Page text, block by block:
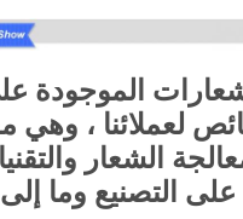
الموجودة
لعملائنا ،
الشعار
على التصنيع وما